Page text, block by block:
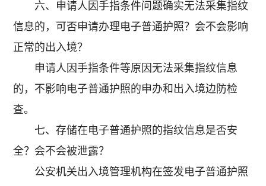
六、申请人因手指条件问题确实无法采集指纹
信息的，可否申请办理电子普通护照？会不会影响
正常的出入境？
申请人因手指条件等原因无法采集指纹信息
的，不影响电子普通护照的申办和出入境边防检
查。
七、存储在电子普通护照的指纹信息是否安
全？会不会被泄露？
公安机关出入境管理机构在签发电子普通护照